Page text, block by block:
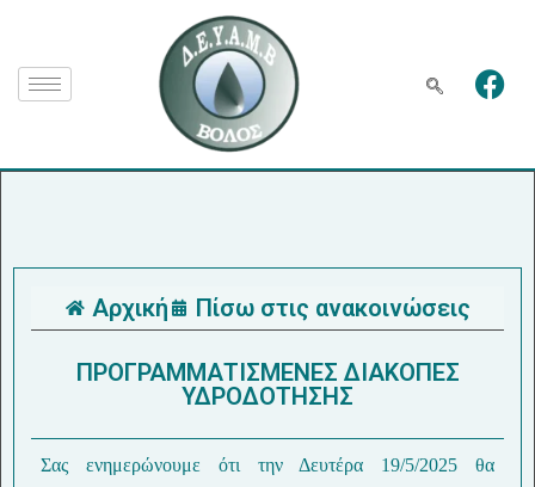
Αρχική Πίσω στις ανακοινώσεις
ΠΡΟΓΡΑΜΜΑΤΙΣΜΕΝEΣ ΔΙΑΚΟΠΕΣ
ΥΔΡΟΔΟΤΗΣΗΣ
Σας ενημερώνουμε ότι την Δευτέρα 19/5/2025 θα